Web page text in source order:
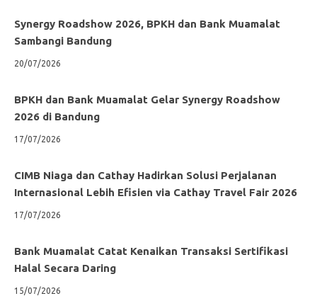
Synergy Roadshow 2026, BPKH dan Bank Muamalat
Sambangi Bandung
20/07/2026
BPKH dan Bank Muamalat Gelar Synergy Roadshow
2026 di Bandung
17/07/2026
CIMB Niaga dan Cathay Hadirkan Solusi Perjalanan
Internasional Lebih Efisien via Cathay Travel Fair 2026
17/07/2026
Bank Muamalat Catat Kenaikan Transaksi Sertifikasi
Halal Secara Daring
15/07/2026